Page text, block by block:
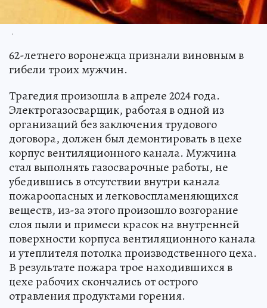
.
62-летнего воронежца признали виновным в
гибели троих мужчин.
Трагедия произошла в апреле 2024 года.
Электрогазосварщик, работая в одной из
организаций без заключения трудового
договора, должен был демонтировать в цехе
корпус вентиляционного канала. Мужчина
стал выполнять газосварочные работы, не
убедившись в отсутствии внутри канала
пожароопасных и легковоспламеняющихся
веществ, из-за этого произошло возгорание
слоя пыли и примеси красок на внутренней
поверхности корпуса вентиляционного канала
и утеплителя потолка производственного цеха.
В результате пожара трое находившихся в
цехе рабочих скончались от острого
отравления продуктами горения.